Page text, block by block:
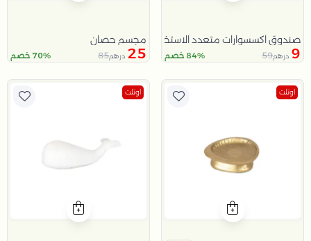
صندوق اكسسوارات متعدد الاستخدام باللون الذهبي من دينسا
9 درهم59 84% خصم
مجسم حصان
25 درهم85 70% خصم
اوتلت اوتلت